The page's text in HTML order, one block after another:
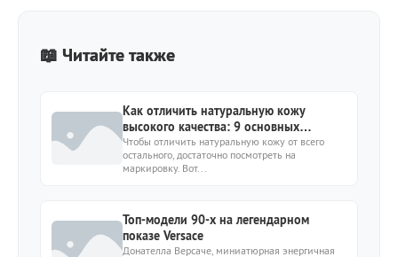
📖 Читайте также
Как отличить натуральную кожу
высокого качества: 9 основных
признаков
Чтобы отличить натуральную кожу от всего
остального, достаточно посмотреть на
маркировку. Вот...
Топ-модели 90-х на легендарном
показе Versace
Донателла Версаче, миниатюрная энергичная